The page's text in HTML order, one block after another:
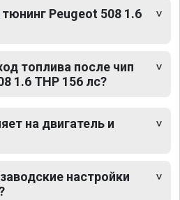
Peugeot 508 1.6
топлива после чип
1.6 THP 156 лс?
на двигатель и
настройки